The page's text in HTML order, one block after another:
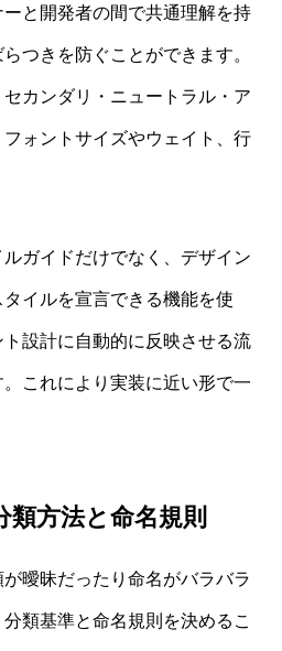
と開発者の間で共通理解を持
つきを防ぐことができます。
カンダリ・ニュートラル・ア
ォントサイズやウェイト、行
ガイドだけでなく、デザイン
イルを宣言できる機能を使
設計に自動的に反映させる流
これにより実装に近い形で一
類方法と命名規則
曖昧だったり命名がバラバラ
類基準と命名規則を決めるこ